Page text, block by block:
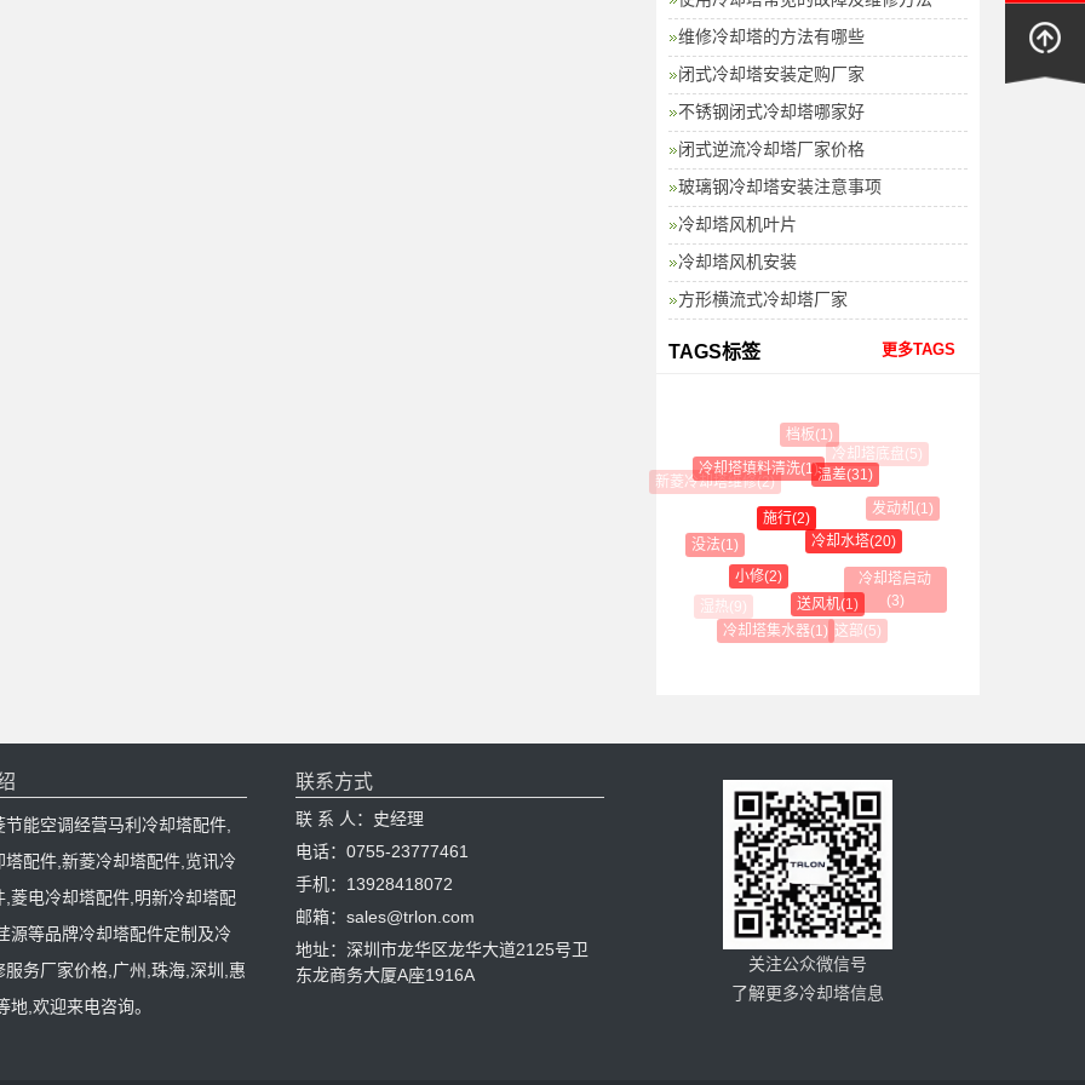
维修冷却塔的方法有哪些
闭式冷却塔安装定购厂家
不锈钢闭式冷却塔哪家好
闭式逆流冷却塔厂家价格
玻璃钢冷却塔安装注意事项
冷却塔风机叶片
冷却塔风机安装
方形横流式冷却塔厂家
TAGS标签 更多TAGS
没法(1)
小修(2)
施行(2)
冷却塔填料清洗(1)
新菱冷却塔维修(2)
冷却塔集水器(1)
送风机(1)
冷却水塔(20)
温差(31)
档板(1)
这部(5)
冷却塔启动(3)
发动机(1)
冷却塔底盘(5)
节能空调经营马利冷却塔配件,
塔配件,新菱冷却塔配件,览讯冷
,菱电冷却塔配件,明新冷却塔配
源等品牌冷却塔配件定制及冷
服务厂家价格,广州,珠海,深圳,惠
地,欢迎来电咨询。
联系方式
联 系 人：史经理
电话：0755-23777461
手机：13928418072
邮箱：sales@trlon.com
地址：深圳市龙华区龙华大道2125号卫
东龙商务大厦A座1916A
关注公众微信号
了解更多冷却塔信息